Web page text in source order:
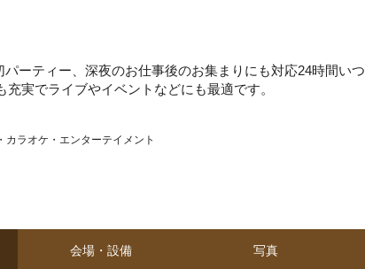
ーティー、深夜のお仕事後のお集まりにも対応24時間いつ
実でライブやイベントなどにも最適です。
カラオケ・エンターテイメント
会場・設備 写真